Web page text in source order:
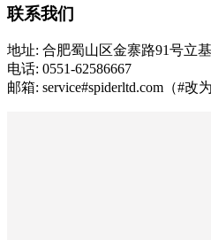
联系我们
地址: 合肥蜀山区金寨路91号立
电话: 0551-62586667
邮箱: service#spiderltd.com（#改为